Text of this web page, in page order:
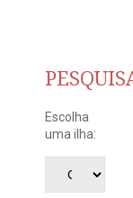
Escolha
uma ilha: